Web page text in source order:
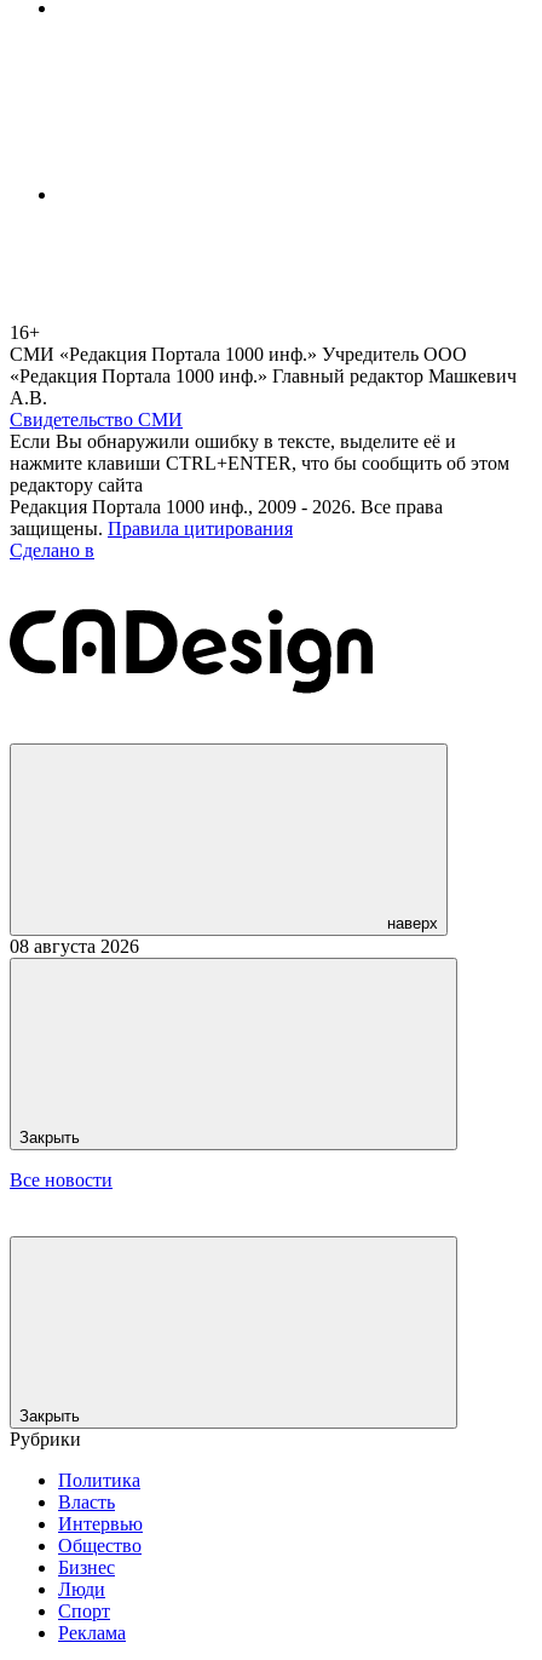
16+
СМИ «Редакция Портала 1000 инф.» Учредитель ООО
«Редакция Портала 1000 инф.» Главный редактор Машкевич
А.В.
Свидетельство СМИ
Если Вы обнаружили ошибку в тексте, выделите её и
нажмите клавиши CTRL+ENTER, что бы сообщить об этом
редактору сайта
Редакция Портала 1000 инф., 2009 - 2026. Все права
защищены. Правила цитирования
Сделано в
наверх
08 августа 2026
Закрыть
Все новости
Закрыть
Рубрики
Политика
Власть
Интервью
Общество
Бизнес
Люди
Спорт
Реклама